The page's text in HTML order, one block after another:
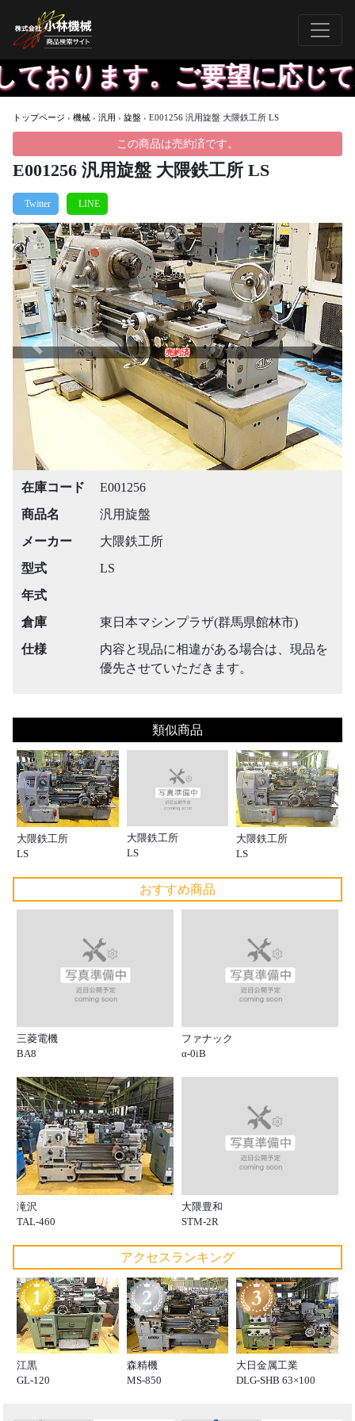
ります。ご要望に応じて
トップページ › 機械 › 汎用 › 旋盤 › E001256 汎用旋盤 大隈鉄工所 LS
この商品は売約済です。
E001256 汎用旋盤 大隈鉄工所 LS
売約済
Previous Next
在庫コード
E001256
商品名
汎用旋盤
メーカー
大隈鉄工所
型式
LS
年式
倉庫
東日本マシンプラザ(群馬県館林市)
仕様
内容と現品に相違がある場合は、現品を
優先させていただきます。
類似商品
大隈鉄工所
LS
大隈鉄工所
LS
大隈鉄工所
LS
おすすめ商品
三菱電機
BA8
ファナック
α-0iB
滝沢
TAL-460
大隈豊和
STM-2R
アクセスランキング
江黒
GL-120
森精機
MS-850
大日金属工業
DLG-SHB 63×100